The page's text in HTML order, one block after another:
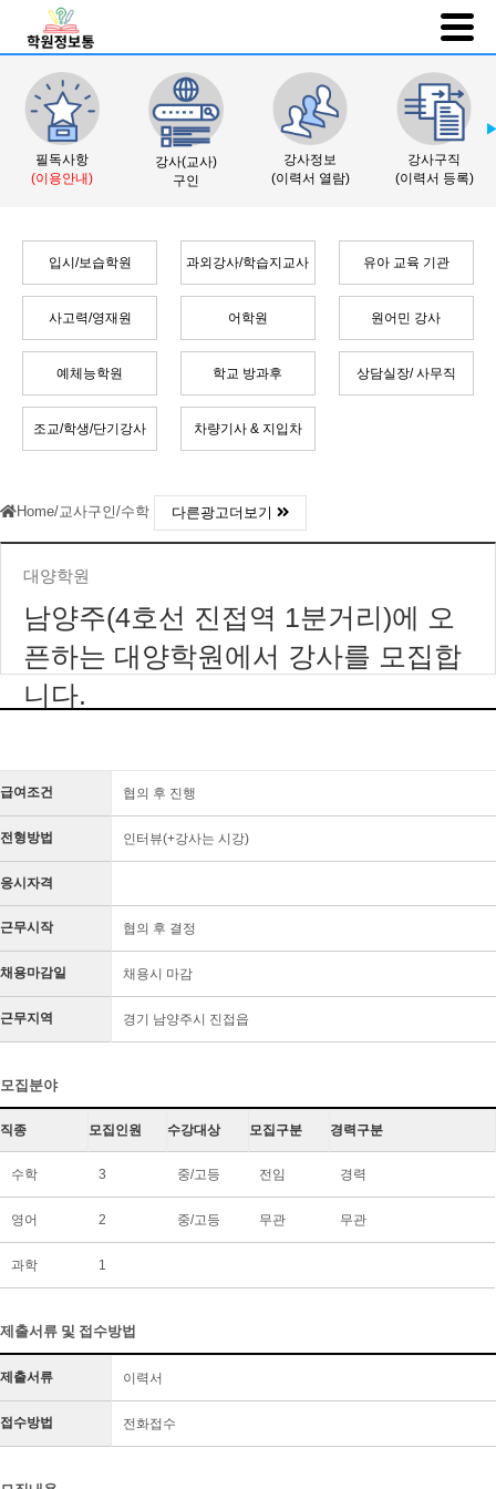
필독사항
(이용안내)
강사(교사)
구인
강사정보
(이력서 열람)
강사구직
(이력서 등록)
입시/보습학원 과외강사/학습지교사 유아 교육 기관
사고력/영재원 어학원 원어민 강사
예체능학원 학교 방과후 상담실장/ 사무직
조교/학생/단기강사 차량기사 & 지입차
Home/교사구인/수학 다른광고더보기
대양학원
남양주(4호선 진접역 1분거리)에 오
픈하는 대양학원에서 강사를 모집합
니다.
급여조건 협의 후 진행
전형방법 인터뷰(+강사는 시강)
응시자격
근무시작 협의 후 결정
채용마감일 채용시 마감
근무지역 경기 남양주시 진접읍
모집분야
직종 모집인원 수강대상 모집구분 경력구분
수학 3 중/고등 전임 경력
영어 2 중/고등 무관 무관
과학 1
제출서류 및 접수방법
제출서류 이력서
접수방법 전화접수